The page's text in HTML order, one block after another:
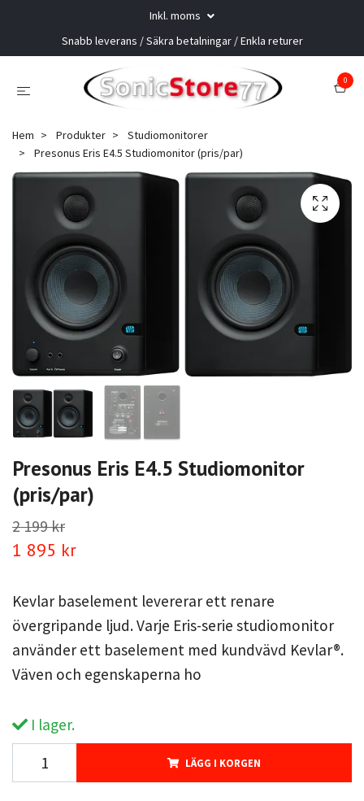
Inkl. moms
Snabb leverans / Säkra betalningar / Enkla returer
0
Hem Produkter
Studiomonitorer
Presonus Eris E4.5 Studiomonitor (pris/par)
Presonus Eris E4.5 Studiomonitor
(pris/par)
2 199 kr
1 895 kr
Kevlar baselement levererar ett renare
övergripande ljud. Varje Eris-serie studiomonitor
använder ett baselement med kundvävd Kevlar®.
Väven och egenskaperna ho
I lager.
LÄGG I KORGEN